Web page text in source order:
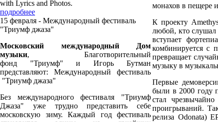
with Lyrics and Photos.
подробнее
15 февраля - Международный фестиваль
"Триумф джаза"
Московский международный Дом
музыки, Благотворительный
фонд "Триумф" и Игорь Бутман
представляют: Международный фестиваль
"Триумф джаза"
Без международного фестиваля "Триумф
Джаза" уже трудно представить себе
московскую зиму. Каждый год фестиваль
монахов в пещере
К проекту
любой, кто слушал
вступает
комбинируется с
превращает
музыку в
Первые
были в 2000 году
стал
проигрываний.
релиза Odonata)